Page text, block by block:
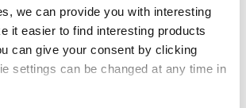
we can provide you with interesting
it easier to find interesting products
can give your consent by clicking
settings can be changed at any time in